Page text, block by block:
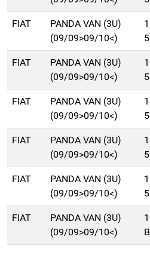
FIAT
PANDA VAN (3U)
(09/09>09/10<)
FIAT
PANDA VAN (3U)
(09/09>09/10<)
FIAT
PANDA VAN (3U)
(09/09>09/10<)
FIAT
PANDA VAN (3U)
(09/09>09/10<)
FIAT
PANDA VAN (3U)
(09/09>09/10<)
FIAT
PANDA VAN (3U)
(09/09>09/10<)